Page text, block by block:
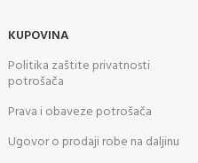
KUPOVINA
Politika zaštite privatnosti
potrošača
Prava i obaveze potrošača
Ugovor o prodaji robe na daljinu